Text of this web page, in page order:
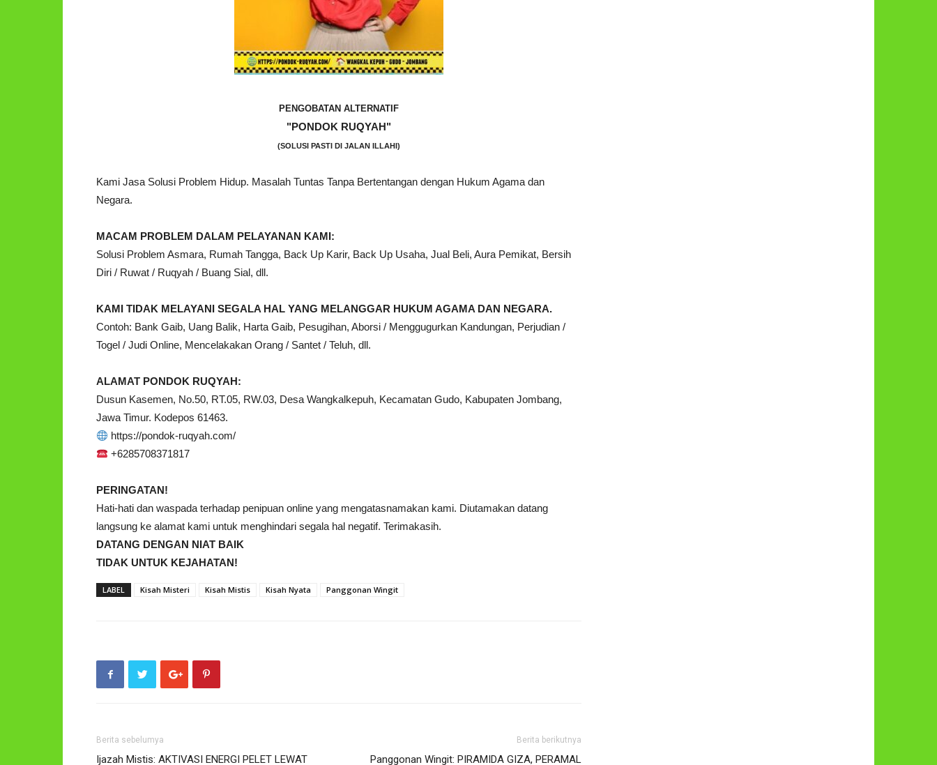
PENGOBATAN ALTERNATIF
"PONDOK RUQYAH"
(SOLUSI PASTI DI JALAN ILLAHI)
Kami Jasa Solusi Problem Hidup. Masalah Tuntas Tanpa Bertentangan dengan Hukum Agama dan
Negara.
MACAM PROBLEM DALAM PELAYANAN KAMI:
Solusi Problem Asmara, Rumah Tangga, Back Up Karir, Back Up Usaha, Jual Beli, Aura Pemikat, Bersih
Diri / Ruwat / Ruqyah / Buang Sial, dll.
KAMI TIDAK MELAYANI SEGALA HAL YANG MELANGGAR HUKUM AGAMA DAN NEGARA.
Contoh: Bank Gaib, Uang Balik, Harta Gaib, Pesugihan, Aborsi / Menggugurkan Kandungan, Perjudian /
Togel / Judi Online, Mencelakakan Orang / Santet / Teluh, dll.
ALAMAT PONDOK RUQYAH:
Dusun Kasemen, No.50, RT.05, RW.03, Desa Wangkalkepuh, Kecamatan Gudo, Kabupaten Jombang,
Jawa Timur. Kodepos 61463.
https://pondok-ruqyah.com/
+6285708371817
PERINGATAN!
Hati-hati dan waspada terhadap penipuan online yang mengatasnamakan kami. Diutamakan datang
langsung ke alamat kami untuk menghindari segala hal negatif. Terimakasih.
DATANG DENGAN NIAT BAIK
TIDAK UNTUK KEJAHATAN!
LABEL Kisah Misteri Kisah Mistis Kisah Nyata Panggonan Wingit
Berita sebelumya
Ijazah Mistis: AKTIVASI ENERGI PELET LEWAT
Berita berikutnya
Panggonan Wingit: PIRAMIDA GIZA, PERAMAL